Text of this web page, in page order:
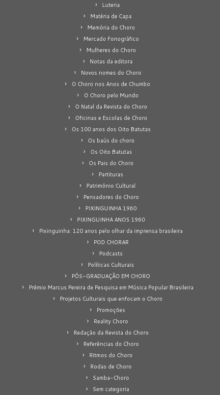
Luteria
Matéria de Capa
Memória do Choro
Mercado Fonográfico
Mulheres do Choro
Notas da editora
Novos nomes do Choro
O Choro nos Anos de Chumbo
O Choro pelo Mundo
O Natal da Revista do Choro
Oficinas e Escolas de Choro
Os 100 anos dos Oito Batutas
Os baús do choro
Os Oito Batutas
Os Pais do Choro
Partituras
Patrimônio Cultural
Pensadores do Choro
PIXINGUINHA 1960
PIXINGUINHA ANOS 1960
Pixinguinha: 120 anos pelo olhar da imprensa brasileira
POD CHORAR
Podcasts
Políticas Culturais
PÓS-GRADUAÇÃO EM CHORO
Prêmio Marcus Pereira de Pesquisa em Música Popular Brasileira
Projetos Culturais que enfocam o Choro
Promoções
Reality Choro
Redação da Revista do Choro
Referências do Choro
Ritmos do Choro
Rodas de Choro
Samba-Choro
Sem categoria